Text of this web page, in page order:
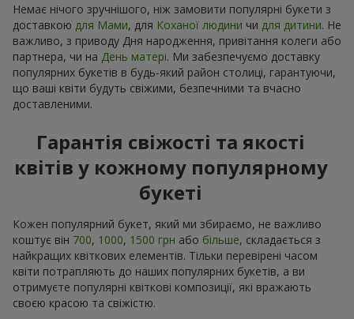
Немає нічого зручнішого, ніж замовити популярні букети з
доставкою для Мами, для Коханої людини чи для дитини. Не
важливо, з приводу Дня народження, привітання колеги або
партнера, чи на День матері. Ми забезпечуємо доставку
популярних букетів в будь-який район столиці, гарантуючи,
що ваші квіти будуть свіжими, безпечними та вчасно
доставленими.
Гарантія свіжості та якості
квітів у кожному популярному
букеті
Кожен популярний букет, який ми збираємо, не важливо
коштує він 700, 1000, 1500 грн або більше, складається з
найкращих квіткових елементів. Тільки перевірені часом
квіти потрапляють до наших популярних букетів, а ви
отримуєте популярні квіткові композиції, які вражають
своєю красою та свіжістю.